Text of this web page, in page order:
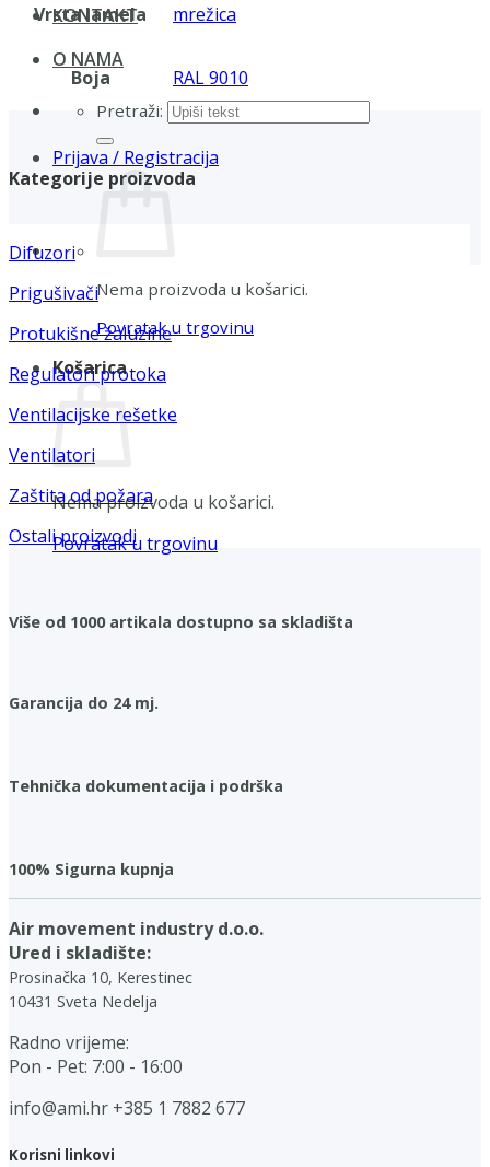
KONTAKT
O NAMA
Pretraži:
Prijava / Registracija
Nema proizvoda u košarici.
Povratak u trgovinu
Košarica
Nema proizvoda u košarici.
Povratak u trgovinu
Vrsta lamela mrežica
Boja RAL 9010
Kategorije proizvoda
Difuzori
Prigušivači
Protukišne žaluzine
Regulatori protoka
Ventilacijske rešetke
Ventilatori
Zaštita od požara
Ostali proizvodi
Više od 1000 artikala dostupno sa skladišta
Garancija do 24 mj.
Tehnička dokumentacija i podrška
100% Sigurna kupnja
Air movement industry d.o.o.
Ured i skladište:
Prosinačka 10, Kerestinec
10431 Sveta Nedelja
Radno vrijeme:
Pon - Pet: 7:00 - 16:00
info@ami.hr +385 1 7882 677
Korisni linkovi